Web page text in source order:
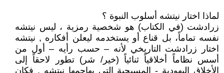
لماذا اختار نيتشه أسلوب النبوة ؟
زرادشت (في الكتاب) هو شخصية رمزية ، ليس نيتشه
نفسه تماماً، بل قناع أو يستخدمه ليعلن أفكاره , نيتشه
اختار زرادشت التاريخي لأنه – حسب رأيه – أول من
أسس نظاماً أخلاقياً ثنائياً (خير/ شر) تطور لاحقاً إلى
الأخلاق اليهودية - المسيحية التي يهاجمها نيتشه , فكان